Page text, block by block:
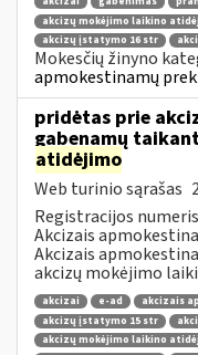
akcizų mokėjimo laikino
akcizų įstatymo 16 str
Mokesčių žinyno
apmokestinamų
pridėtas prie
gabenamų
atidėjimo
Web turinio sąrašas
Registracijos
Akcizais
Akcizais
akcizų mokėjimo
akcizai e-ad
akcizais
akcizų įstatymo 15 str
akcizų mokėjimo laikino